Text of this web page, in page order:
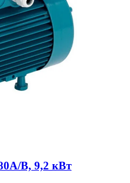
B, 9,2 кВт